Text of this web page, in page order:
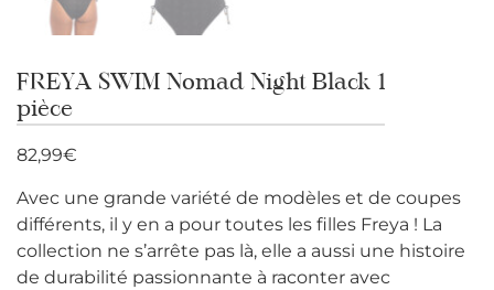
FREYA SWIM Nomad Night Black 1
pièce
82,99€
Avec une grande variété de modèles et de coupes
différents, il y en a pour toutes les filles Freya ! La
collection ne s’arrête pas là, elle a aussi une histoire
de durabilité passionnante à raconter avec